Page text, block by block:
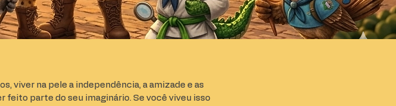
viver na pele a independência, a amizade e as
parte do seu imaginário. Se você viveu isso